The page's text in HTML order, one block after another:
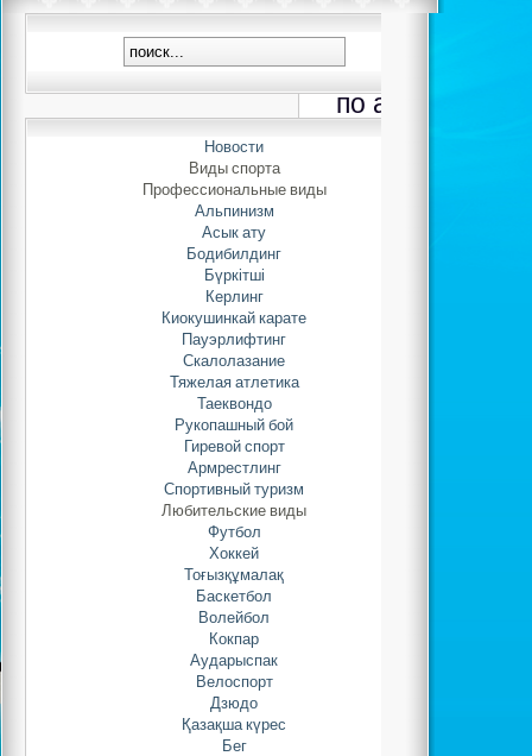
Чемпионат
по асыкату
Новости
Виды спорта
Профессиональные виды
Альпинизм
Асык ату
Бодибилдинг
Бүркітші
Керлинг
Киокушинкай карате
Пауэрлифтинг
Скалолазание
Тяжелая атлетика
Таеквондо
Рукопашный бой
Гиревой спорт
Армрестлинг
Спортивный туризм
Любительские виды
Футбол
Хоккей
Тоғызқұмалақ
Баскетбол
Волейбол
Кокпар
Аударыспак
Велоспорт
Дзюдо
Қазақша күрес
Бег